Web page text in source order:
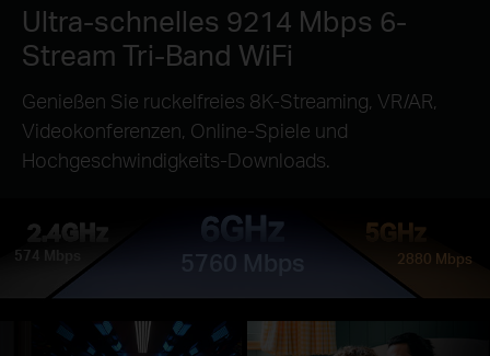
Ultra-schnelles 9214 Mbps 6-
Stream Tri-Band WiFi
Genießen Sie ruckelfreies 8K-Streaming, VR/AR,
Videokonferenzen, Online-Spiele und
Hochgeschwindigkeits-Downloads.
2.4GHz
574 Mbps
6GHz
5760 Mbps
5GHz
2880 Mbps